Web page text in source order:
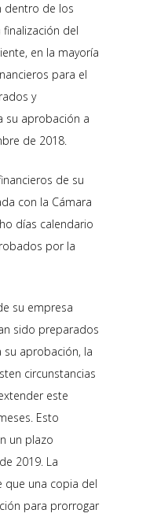
dentro de los
del
en la mayoría
para el
y
su aprobación a
de 2018.
de su
con la Cámara
días calendario
por la
su empresa
sido preparados
su aprobación, la
circunstancias
este
Esto
un plazo
2019. La
que una copia del
para prorrogar